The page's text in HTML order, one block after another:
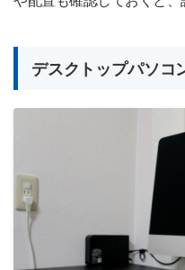
デスクトップパソコ